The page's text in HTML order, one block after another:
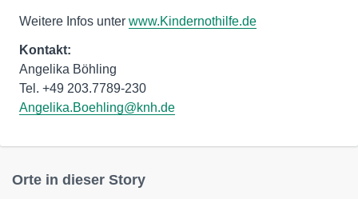
Weitere Infos unter www.Kindernothilfe.de
Kontakt:
Angelika Böhling
Angelika.Boehling@knh.de
Orte in dieser Story